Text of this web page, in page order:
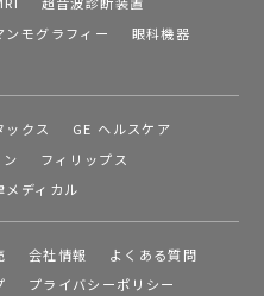
ンモグラフィー
眼科機器
ックス
GE ヘルスケア
フィリップス
メディカル
会社情報
よくある質問
プライバシーポリシー